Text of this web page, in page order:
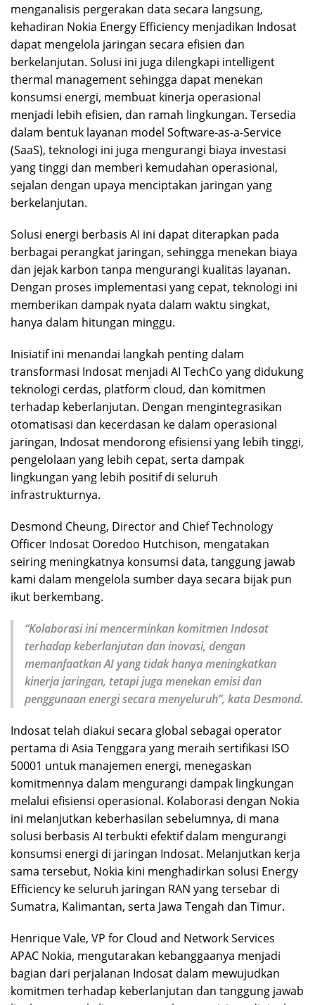
menganalisis pergerakan data secara langsung,
kehadiran Nokia Energy Efficiency menjadikan Indosat
dapat mengelola jaringan secara efisien dan
berkelanjutan. Solusi ini juga dilengkapi intelligent
thermal management sehingga dapat menekan
konsumsi energi, membuat kinerja operasional
menjadi lebih efisien, dan ramah lingkungan. Tersedia
dalam bentuk layanan model Software-as-a-Service
(SaaS), teknologi ini juga mengurangi biaya investasi
yang tinggi dan memberi kemudahan operasional,
sejalan dengan upaya menciptakan jaringan yang
berkelanjutan.
Solusi energi berbasis AI ini dapat diterapkan pada
berbagai perangkat jaringan, sehingga menekan biaya
dan jejak karbon tanpa mengurangi kualitas layanan.
Dengan proses implementasi yang cepat, teknologi ini
memberikan dampak nyata dalam waktu singkat,
hanya dalam hitungan minggu.
Inisiatif ini menandai langkah penting dalam
transformasi Indosat menjadi AI TechCo yang didukung
teknologi cerdas, platform cloud, dan komitmen
terhadap keberlanjutan. Dengan mengintegrasikan
otomatisasi dan kecerdasan ke dalam operasional
jaringan, Indosat mendorong efisiensi yang lebih tinggi,
pengelolaan yang lebih cepat, serta dampak
lingkungan yang lebih positif di seluruh
infrastrukturnya.
Desmond Cheung, Director and Chief Technology
Officer Indosat Ooredoo Hutchison, mengatakan
seiring meningkatnya konsumsi data, tanggung jawab
kami dalam mengelola sumber daya secara bijak pun
ikut berkembang.
“Kolaborasi ini mencerminkan komitmen Indosat
terhadap keberlanjutan dan inovasi, dengan
memanfaatkan AI yang tidak hanya meningkatkan
kinerja jaringan, tetapi juga menekan emisi dan
penggunaan energi secara menyeluruh”, kata Desmond.
Indosat telah diakui secara global sebagai operator
pertama di Asia Tenggara yang meraih sertifikasi ISO
50001 untuk manajemen energi, menegaskan
komitmennya dalam mengurangi dampak lingkungan
melalui efisiensi operasional. Kolaborasi dengan Nokia
ini melanjutkan keberhasilan sebelumnya, di mana
solusi berbasis AI terbukti efektif dalam mengurangi
konsumsi energi di jaringan Indosat. Melanjutkan kerja
sama tersebut, Nokia kini menghadirkan solusi Energy
Efficiency ke seluruh jaringan RAN yang tersebar di
Sumatra, Kalimantan, serta Jawa Tengah dan Timur.
Henrique Vale, VP for Cloud and Network Services
APAC Nokia, mengutarakan kebanggaanya menjadi
bagian dari perjalanan Indosat dalam mewujudkan
komitmen terhadap keberlanjutan dan tanggung jawab